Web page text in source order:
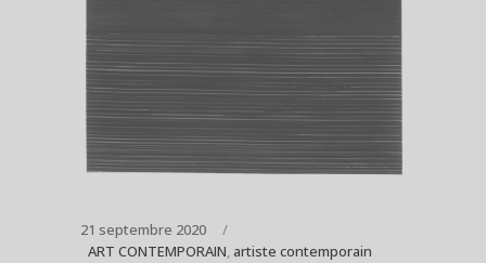
21 septembre 2020
ART CONTEMPORAIN, artiste contemporain